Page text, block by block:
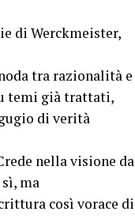
di Werckmeister,
tra razionalità e
temi già trattati,
di verità
nella visione da
ma
così vorace di